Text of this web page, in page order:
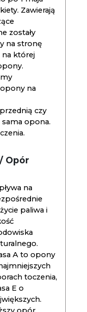
Zawierają
zostały
na stronę
na której
na
czy
opona.
Opór
na
paliwa i
A to opony
toczenia,
E o